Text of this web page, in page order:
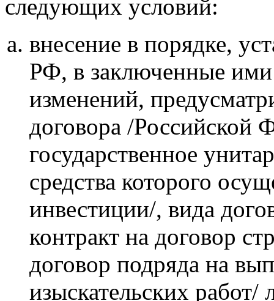
следующих условий:
внесение в порядке,
РФ, в заключенные ими
изменений,
договора /Российской
государственное
средства которого
инвестиции/, вида
контракт на договор
договор подряда на
изыскательских работ/